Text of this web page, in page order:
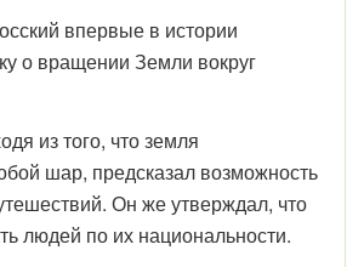
впервые в истории
о вращении Земли вокруг
из того, что земля
шар, предсказал возможность
Он же утверждал, что
людей по их национальности.